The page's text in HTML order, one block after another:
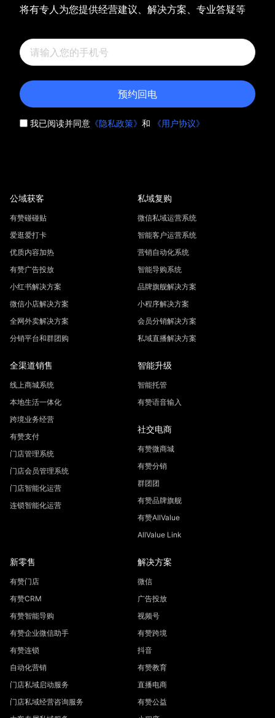
将有专人为您提供经营建议、解决方案、专业答疑等
预约回电
我已阅读并同意 《隐私政策》 和 《用户协议》
公域获客
有赞碰碰贴
爱逛爱打卡
优质内容加热
有赞广告投放
小红书解决方案
微信小店解决方案
全网外卖解决方案
分销平台和群团购
私域复购
微信私域运营系统
智能客户运营系统
营销自动化系统
智能导购系统
品牌旗舰解决方案
小程序解决方案
会员分销解决方案
私域直播解决方案
全渠道销售
线上商城系统
本地生活一体化
跨境业务经营
有赞支付
门店管理系统
门店会员管理系统
门店智能化运营
连锁智能化运营
智能升级
智能托管
有赞语音输入
社交电商
有赞微商城
有赞分销
群团团
有赞品牌旗舰
有赞AllValue
AllValue Link
新零售
有赞门店
有赞CRM
有赞智能导购
有赞企业微信助手
有赞连锁
自动化营销
门店私域启动服务
门店私域经营咨询服务
解决方案
微信
广告投放
视频号
有赞跨境
抖音
有赞教育
直播电商
有赞公益